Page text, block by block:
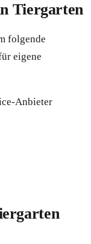
Tiergarten
folgende
eigene
Anbieter